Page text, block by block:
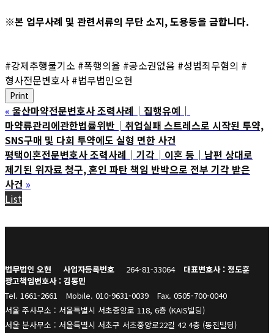
※본 업무사례 및 관련서류의 무단 소지, 도용등을 금합니다.
#강제추행불기소 #폭행의율 #공소권없음 #성범죄무혐의 #
형사전문변호사 #법무법인오현
Print
« 울산마약전문변호사 조력사례│집행유예│
마약류관리에관한법률위반│취업실패 스트레스로 시작된 투약,
SNS구매 및 다회 투약에도 실형 면한 사건
평택이혼전문변호사 조력사례│기각│이혼 등│남편 상대로
제기된 위자료 청구, 혼인 파탄 책임 반박으로 전부 기각 받은
사건 »
List
법무법인 오현 사업자등록번호 264-81-33064
대표변호사 : 정도훈
광고책임변호사 : 김동민
Tel. 1661-2661
Mobile. 010-9631-0039
Fax. 0505-700-0040
서울 주사무소 : 서울특별시 서초중앙로 118, 6층 (KAIS빌딩)
서울 분사무소 : 서울특별시 서초구 서초중앙로22길 42 4층 (동진빌딩)